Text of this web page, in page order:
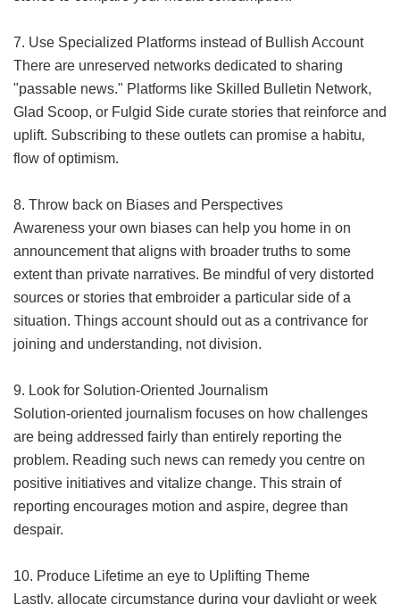
7. Use Specialized Platforms instead of Bullish Account
There are unreserved networks dedicated to sharing
"passable news." Platforms like Skilled Bulletin Network,
Glad Scoop, or Fulgid Side curate stories that reinforce and
uplift. Subscribing to these outlets can promise a habitu‚
flow of optimism.
8. Throw back on Biases and Perspectives
Awareness your own biases can help you home in on
announcement that aligns with broader truths to some
extent than private narratives. Be mindful of very distorted
sources or stories that embroider a particular side of a
situation. Things account should out as a contrivance for
joining and understanding, not division.
9. Look for Solution-Oriented Journalism
Solution-oriented journalism focuses on how challenges
are being addressed fairly than entirely reporting the
problem. Reading such news can remedy you centre on
positive initiatives and vitalize change. This strain of
reporting encourages motion and aspire, degree than
despair.
10. Produce Lifetime an eye to Uplifting Theme
Lastly, allocate circumstance during your daylight or week